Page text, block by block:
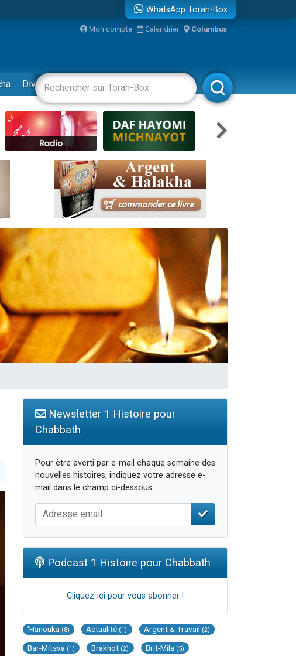
insalubre
à travers le temps
perdre leur maman
WhatsApp Torah-Box
Mon compte Calendrier Columbus
Divertissements Livres Rabbanim
Newsletter 1 Histoire pour
Chabbath
Pour être averti par e-mail chaque semaine des
nouvelles histoires, indiquez votre adresse e-
mail dans le champ ci-dessous.
Podcast 1 Histoire pour Chabbath
Cliquez-ici pour vous abonner !
'Hanouka (8) Actualité (1) Argent & Travail (2)
Bar-Mitsva (1) Brakhot (2) Brit-Mila (5)